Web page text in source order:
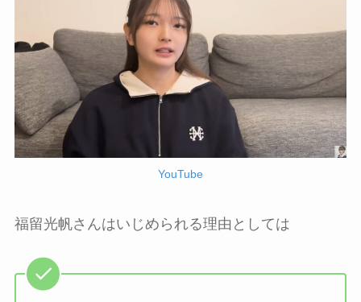
YouTube
福留光帆さんはいじめられる理由としては